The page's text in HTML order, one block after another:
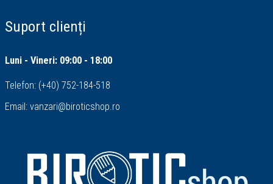
Suport clienți
Luni - Vineri: 09:00 - 18:00
Telefon: (+40) 752-184-518
Email: vanzari@biroticshop.ro